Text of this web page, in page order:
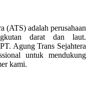
(ATS) adalah perusahaan
darat dan laut.
Agung Trans Sejahtera
untuk mendukung
kami.